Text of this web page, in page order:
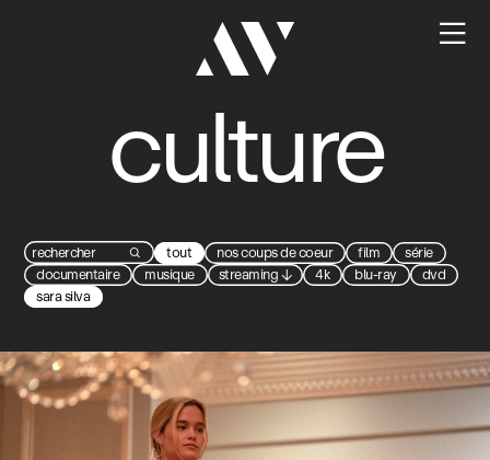

culture
 tout nos coups de coeur film
série
documentaire
musique streaming↓ 4k blu-ray
dvd
sara silva